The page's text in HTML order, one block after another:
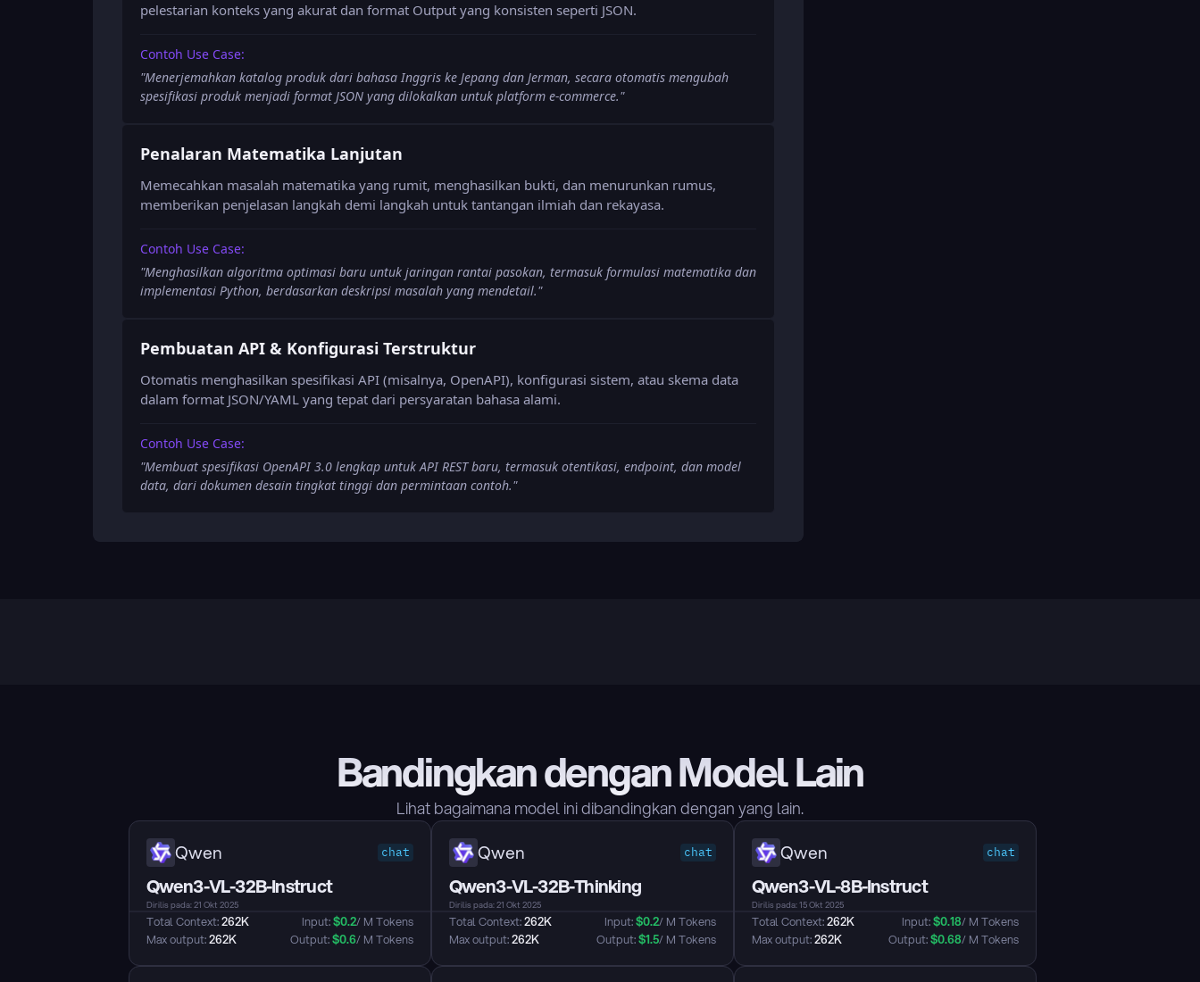
pelestarian konteks yang akurat dan format Output yang konsisten seperti JSON.
Contoh Use Case:
"Menerjemahkan katalog produk dari bahasa Inggris ke Jepang dan Jerman, secara otomatis mengubah
spesifikasi produk menjadi format JSON yang dilokalkan untuk platform e-commerce."
Penalaran Matematika Lanjutan
Memecahkan masalah matematika yang rumit, menghasilkan bukti, dan menurunkan rumus,
memberikan penjelasan langkah demi langkah untuk tantangan ilmiah dan rekayasa.
Contoh Use Case:
"Menghasilkan algoritma optimasi baru untuk jaringan rantai pasokan, termasuk formulasi matematika dan
implementasi Python, berdasarkan deskripsi masalah yang mendetail."
Pembuatan API & Konfigurasi Terstruktur
Otomatis menghasilkan spesifikasi API (misalnya, OpenAPI), konfigurasi sistem, atau skema data
dalam format JSON/YAML yang tepat dari persyaratan bahasa alami.
Contoh Use Case:
"Membuat spesifikasi OpenAPI 3.0 lengkap untuk API REST baru, termasuk otentikasi, endpoint, dan model
data, dari dokumen desain tingkat tinggi dan permintaan contoh."
Bandingkan dengan Model Lain
Lihat bagaimana model ini dibandingkan dengan yang lain.
Qwen chat
Qwen3-VL-32B-Instruct
Dirilis pada: 21 Okt 2025
Total Context: 262K
Max output: 262K
Input: $0.2/ M Tokens
Output: $0.6/ M Tokens
Qwen chat
Qwen3-VL-32B-Thinking
Dirilis pada: 21 Okt 2025
Total Context: 262K
Max output: 262K
Input: $0.2/ M Tokens
Output: $1.5/ M Tokens
Qwen chat
Qwen3-VL-8B-Instruct
Dirilis pada: 15 Okt 2025
Total Context: 262K
Max output: 262K
Input: $0.18/ M Tokens
Output: $0.68/ M Tokens